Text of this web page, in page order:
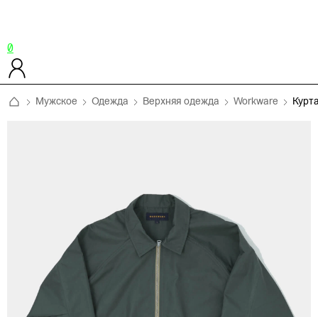
0
Мужское Одежда Верхняя одежда Workware